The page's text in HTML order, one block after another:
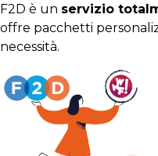
F2D è un servizio
offre pacchetti
necessità.